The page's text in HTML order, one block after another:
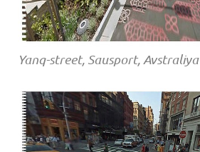
Yanq-street, Sausport, Avstraliya